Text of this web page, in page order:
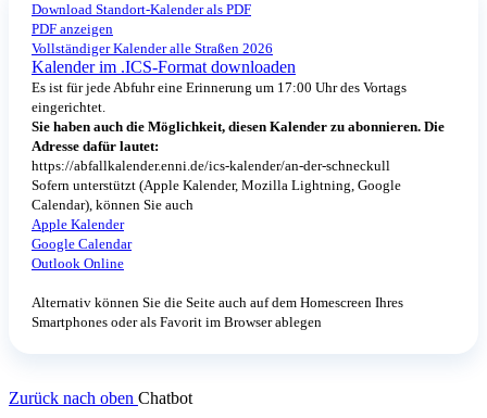
Download Standort-Kalender als PDF
PDF anzeigen
Vollständiger Kalender alle Straßen 2026
Kalender im .ICS-Format downloaden
Es ist für jede Abfuhr eine Erinnerung um 17:00 Uhr des Vortags
eingerichtet.
Sie haben auch die Möglichkeit, diesen Kalender zu abonnieren. Die
Adresse dafür lautet:
https://abfallkalender.enni.de/ics-kalender/an-der-schneckull
Sofern unterstützt (Apple Kalender, Mozilla Lightning, Google
Calendar), können Sie auch
Apple Kalender
Google Calendar
Outlook Online
Alternativ können Sie die Seite auch auf dem Homescreen Ihres
Smartphones oder als Favorit im Browser ablegen
Zurück nach oben Chatbot